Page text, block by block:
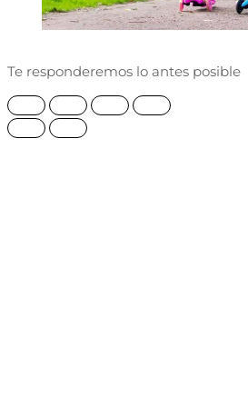
Te responderemos lo antes posible